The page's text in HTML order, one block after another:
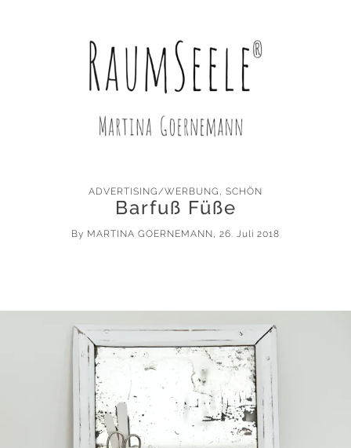
ADVERTISING/WERBUNG , SCHÖN
Barfuß Füße
By MARTINA GOERNEMANN , 26. Juli 2018